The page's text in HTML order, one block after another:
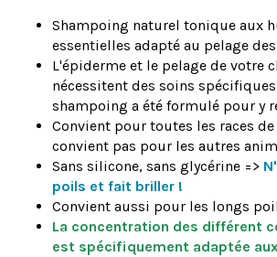
Shampoing naturel tonique aux
essentielles adapté au pelage
L'épiderme et le pelage de votre
nécessitent des soins
shampoing a été formulé pour y
Convient pour toutes les races
convient pas pour les autres
Sans silicone, sans glycérine => N
poils et fait briller !
Convient aussi pour les longs
La concentration des différent
est spécifiquement adaptée